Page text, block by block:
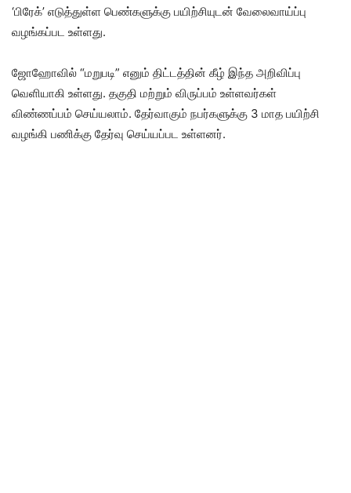
‘பிரேக்’ எடுத்துள்ள பெண்களுக்கு பயிற்சியுடன் வேலைவாய்ப்பு
வழங்கப்பட உள்ளது.
ஜோஹோவில் “மறுபடி” எனும் திட்டத்தின் கீழ் இந்த அறிவிப்பு
வெளியாகி உள்ளது. தகுதி மற்றும் விருப்பம் உள்ளவர்கள்
விண்ணப்பம் செய்யலாம். தேர்வாகும் நபர்களுக்கு 3 மாத பயிற்சி
வழங்கி பணிக்கு தேர்வு செய்யப்பட உள்ளனர்.